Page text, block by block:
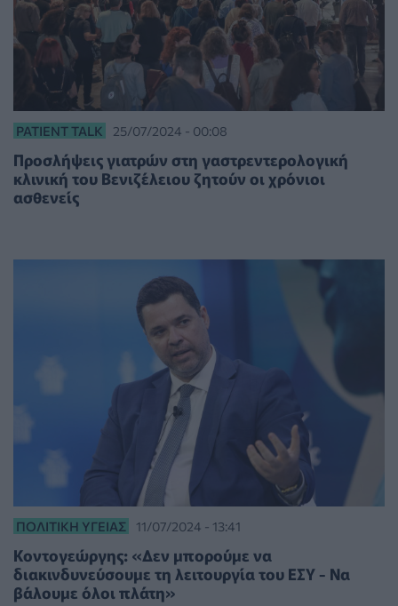
PATIENT TALK 25/07/2024 - 00:08
Προσλήψεις γιατρών στη γαστρεντερολογική
κλινική του Βενιζέλειου ζητούν οι χρόνιοι
ασθενείς
ΠΟΛΙΤΙΚΉ ΥΓΕΊΑΣ 11/07/2024 - 13:41
Κοντογεώργης: «Δεν μπορούμε να
διακινδυνεύσουμε τη λειτουργία του ΕΣΥ - Να
βάλουμε όλοι πλάτη»